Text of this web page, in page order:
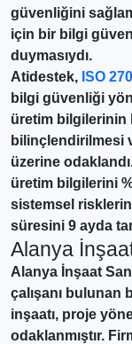
güvenliğini
için bir bilgi
duymasıydı.
Atidestek, ISO
bilgi güvenliği
üretim bilgilerinin
bilinçlendirilmesi
üzerine
üretim bilgilerini
sistemsel
süresini 9 ayda
Alanya
Alanya İnşaat
çalışanı bulunan
inşaatı, proje
odaklanmıştır.